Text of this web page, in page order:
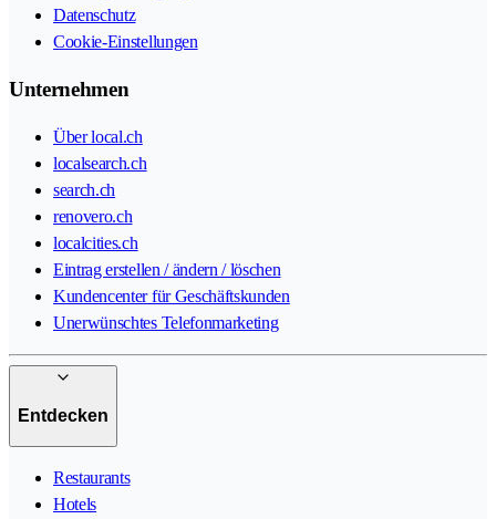
Datenschutz
Cookie-Einstellungen
Unternehmen
Über local.ch
localsearch.ch
search.ch
renovero.ch
localcities.ch
Eintrag erstellen / ändern / löschen
Kundencenter für Geschäftskunden
Unerwünschtes Telefonmarketing
Entdecken
Restaurants
Hotels